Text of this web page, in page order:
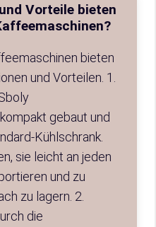
Vorteile bieten
bieten
und Vorteilen. 1.
gebaut und
Kühlschrank.
sie leicht an jeden
und zu
zu lagern. 2.
die